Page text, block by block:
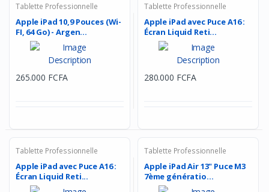
Tablette Professionnelle
Apple iPad 10,9 Pouces (Wi-
FI, 64 Go) - Argen...
265.000 FCFA
Tablette Professionnelle
Apple iPad avec Puce A16 :
Écran Liquid Reti...
280.000 FCFA
Tablette Professionnelle
Apple iPad avec Puce A16 :
Écran Liquid Reti...
Tablette Professionnelle
Apple iPad Air 13" Puce M3
7ème génératio...